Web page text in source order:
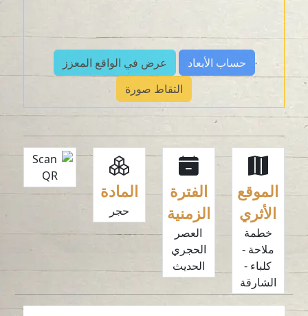
حساب الأبعاد
عرض في الواقع المعزز
التقاط صورة
الموقع
الأثري
خطمة
ملاحة -
كلباء -
الشارقة
الفترة
الزمنية
العصر
الحجري
الحديث
المادة
حجر